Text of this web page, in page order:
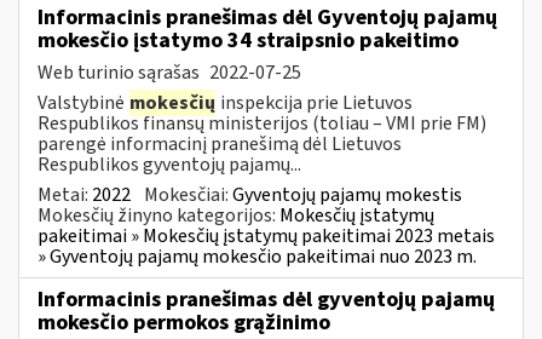
Informacinis pranešimas dėl Gyventojų pajamų
mokesčio įstatymo 34 straipsnio pakeitimo
Web turinio sąrašas 2022-07-25
Valstybinė mokesčių inspekcija prie Lietuvos
Respublikos finansų ministerijos (toliau – VMI prie FM)
parengė informacinį pranešimą dėl Lietuvos
Respublikos gyventojų pajamų...
Metai: 2022 Mokesčiai:Gyventojų pajamų mokestis
Mokesčių žinyno kategorijos: Mokesčių įstatymų
pakeitimai » Mokesčių įstatymų pakeitimai 2023 metais
» Gyventojų pajamų mokesčio pakeitimai nuo 2023 m.
Informacinis pranešimas dėl gyventojų pajamų
mokesčio permokos grąžinimo